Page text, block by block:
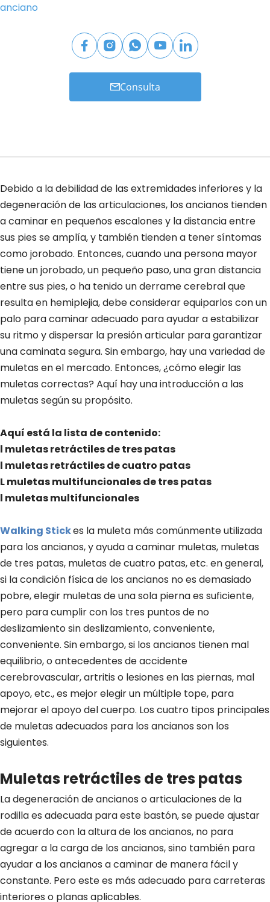
anciano
Consulta
Debido a la debilidad de las extremidades inferiores y la
degeneración de las articulaciones, los ancianos tienden
a caminar en pequeños escalones y la distancia entre
sus pies se amplía, y también tienden a tener síntomas
como jorobado. Entonces, cuando una persona mayor
tiene un jorobado, un pequeño paso, una gran distancia
entre sus pies, o ha tenido un derrame cerebral que
resulta en hemiplejia, debe considerar equiparlos con un
palo para caminar adecuado para ayudar a estabilizar
su ritmo y dispersar la presión articular para garantizar
una caminata segura. Sin embargo, hay una variedad de
muletas en el mercado. Entonces, ¿cómo elegir las
muletas correctas? Aquí hay una introducción a las
muletas según su propósito.
Aquí está la lista de contenido:
l muletas retráctiles de tres patas
l muletas retráctiles de cuatro patas
L muletas multifuncionales de tres patas
l muletas multifuncionales
Walking Stickes la muleta más comúnmente utilizada
para los ancianos, y ayuda a caminar muletas, muletas
de tres patas, muletas de cuatro patas, etc. en general,
si la condición física de los ancianos no es demasiado
pobre, elegir muletas de una sola pierna es suficiente,
pero para cumplir con los tres puntos de no
deslizamiento sin deslizamiento, conveniente,
conveniente. Sin embargo, si los ancianos tienen mal
equilibrio, o antecedentes de accidente
cerebrovascular, artritis o lesiones en las piernas, mal
apoyo, etc., es mejor elegir un múltiple tope, para
mejorar el apoyo del cuerpo. Los cuatro tipos principales
de muletas adecuados para los ancianos son los
siguientes.
Muletas retráctiles de tres patas
La degeneración de ancianos o articulaciones de la
rodilla es adecuada para este bastón, se puede ajustar
de acuerdo con la altura de los ancianos, no para
agregar a la carga de los ancianos, sino también para
ayudar a los ancianos a caminar de manera fácil y
constante. Pero este es más adecuado para carreteras
interiores o planas aplicables.